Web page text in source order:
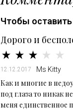
Чтобы
Дорого и
12.12.2017 Ms Kitty
Как и многие в
под глаза то никак
меня единственное